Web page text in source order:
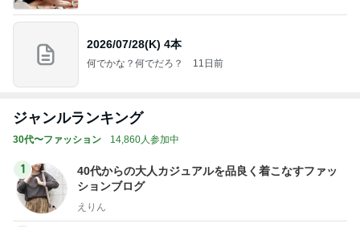
2026/07/28(K) 4本
何でかな？何でだろ？ 11日前
ジャンルランキング
30代〜ファッション 14,860人参加中
1
40代からの大人カジュアルを品良く着こなすファッ
ションブログ
えりん